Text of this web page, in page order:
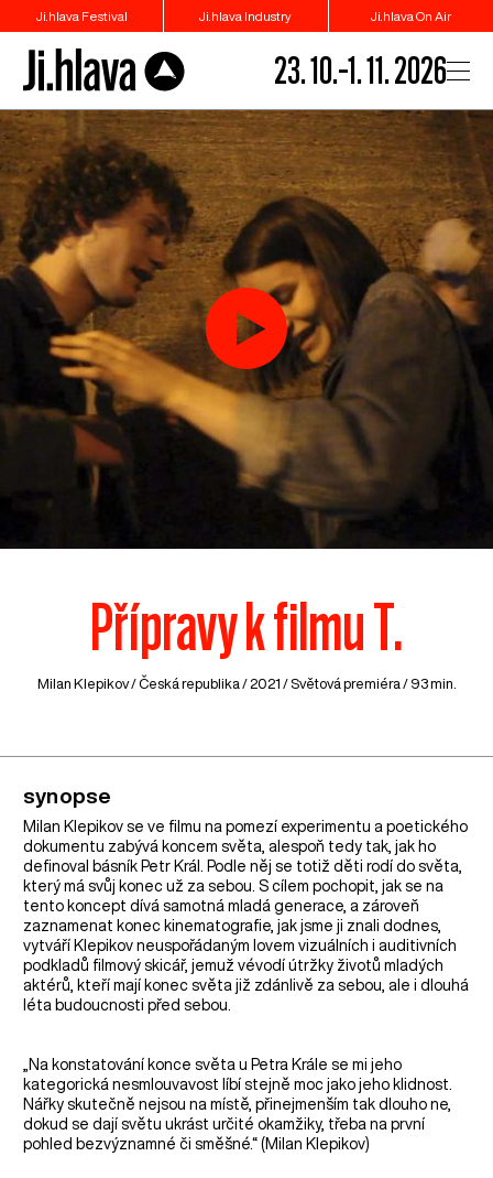
Ji.hlava Festival Ji.hlava Industry Ji.hlava On Air
23. 10.–1. 11. 2026
Přípravy k filmu T.
Milan Klepikov /Česká republika / 2021 / Světová premiéra / 93 min.
synopse
Milan Klepikov se ve filmu na pomezí experimentu a poetického
dokumentu zabývá koncem světa, alespoň tedy tak, jak ho
definoval básník Petr Král. Podle něj se totiž děti rodí do světa,
který má svůj konec už za sebou. S cílem pochopit, jak se na
tento koncept dívá samotná mladá generace, a zároveň
zaznamenat konec kinematografie, jak jsme ji znali dodnes,
vytváří Klepikov neuspořádaným lovem vizuálních i auditivních
podkladů filmový skicář, jemuž vévodí útržky životů mladých
aktérů, kteří mají konec světa již zdánlivě za sebou, ale i dlouhá
léta budoucnosti před sebou.
„Na konstatování konce světa u Petra Krále se mi jeho
kategorická nesmlouvavost líbí stejně moc jako jeho klidnost.
Nářky skutečně nejsou na místě, přinejmenším tak dlouho ne,
dokud se dají světu ukrást určité okamžiky, třeba na první
pohled bezvýznamné či směšné.“ (Milan Klepikov)